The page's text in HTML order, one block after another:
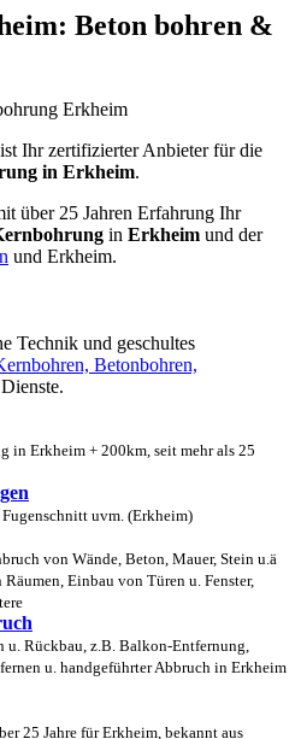
Beton bohren &
Ihr zertifizierter Anbieter für die
in Erkheim.
über 25 Jahren Erfahrung Ihr
in Erkheim und der
und Erkheim.
Technik und geschultes
Betonbohren,
in Erkheim + 200km, seit mehr als 25
uvm. (Erkheim)
von Wände, Beton, Mauer, Stein u.ä
Einbau von Türen u. Fenster,
u. Rückbau, z.B. Balkon-Entfernung,
u. handgeführter Abbruch in Erkheim
25 Jahre für Erkheim, bekannt aus